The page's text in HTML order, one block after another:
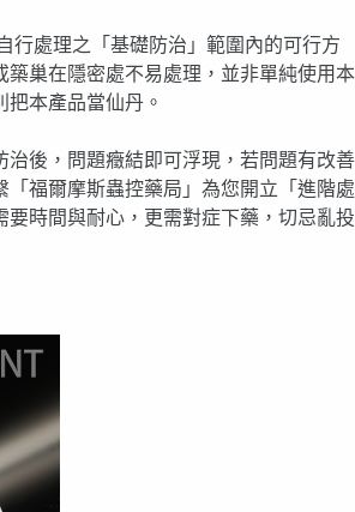
行處理之「基礎防治」範圍內的可行方
築巢在隱密處不易處理，並非單純使用本
把本產品當仙丹。
治後，問題癥結即可浮現，若問題有改善
「福爾摩斯蟲控藥局」為您開立「進階處
要時間與耐心，更需對症下藥，切忌亂投